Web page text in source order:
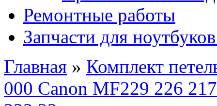
Ремонтные работы
Запчасти для
Главная » Комплект
000 Canon MF229 226